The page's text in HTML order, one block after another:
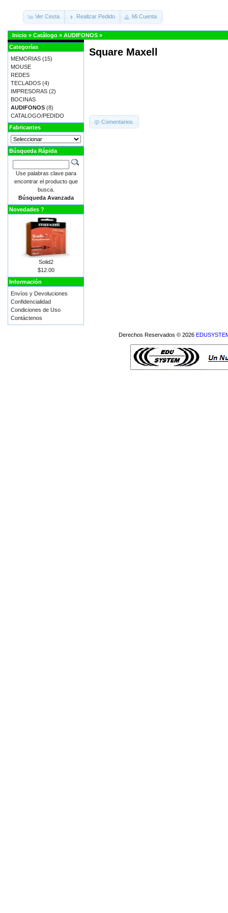
Ver Cesta Realizar Pedido Mi Cuenta
Inicio » Catálogo » AUDIFONOS »
Square Maxell
Comentarios
Categorías
MEMORIAS (15)
MOUSE
REDES
TECLADOS (4)
IMPRESORAS (2)
BOCINAS
AUDIFONOS (8)
CATALOGO/PEDIDO
Fabricantes
Búsqueda Rápida
Use palabras clave para
encontrar el producto que
busca.
Búsqueda Avanzada
Novedades ?
Solid2
$12.00
Información
Envíos y Devoluciones
Confidencialidad
Condiciones de Uso
Contáctenos
Derechos Reservados © 2026